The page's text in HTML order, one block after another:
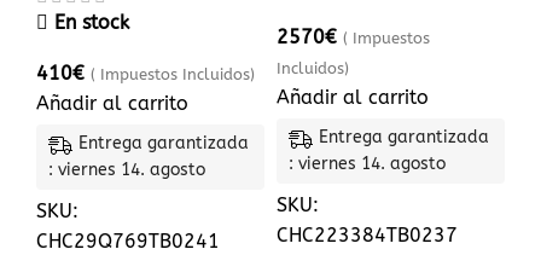
En stock
410€ ( Impuestos Incluidos)
Añadir al carrito
Entrega garantizada
: viernes 14. agosto
SKU:
CHC29Q769TB0241
2570€ ( Impuestos
Incluidos)
Añadir al carrito
Entrega garantizada
: viernes 14. agosto
SKU:
CHC223384TB0237